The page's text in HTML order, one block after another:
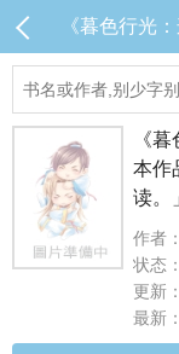
《
本作
读。
作者：
状态
更新
最新：